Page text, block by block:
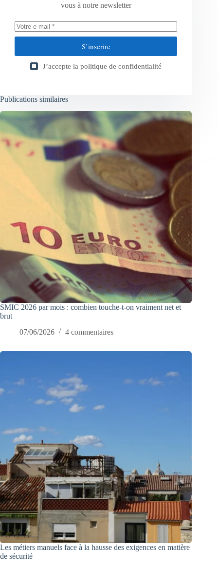
vous à notre newsletter
S’inscrire
J’accepte la politique de confidentialité
Publications similaires
SMIC 2026 par mois : combien touche-t-on vraiment net et
brut
07/06/2026
4 commentaires
Les métiers manuels face à la hausse des exigences en matière
de sécurité